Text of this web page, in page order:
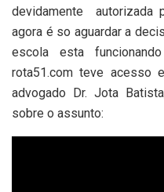
devidamente autorizada
agora é so aguardar a
escola esta
rota51.com teve acesso
advogado Dr. Jota
sobre o assunto: